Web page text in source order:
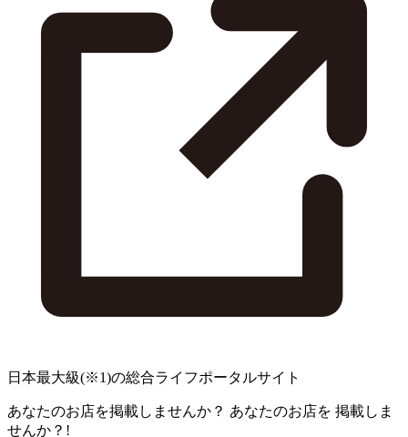
日本最大級(※1)の総合ライフポータルサイト
あなたのお店を掲載しませんか？ あなたのお店を 掲載しま
せんか？!